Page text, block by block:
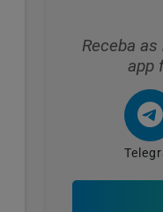
Receba
app